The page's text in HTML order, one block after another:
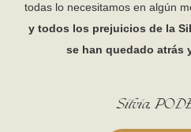
todas lo necesitamos en algún
y todos los prejuicios de la
se han quedado atrás
Silvia,